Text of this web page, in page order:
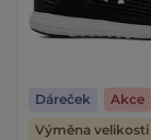
Dáreček
Akce